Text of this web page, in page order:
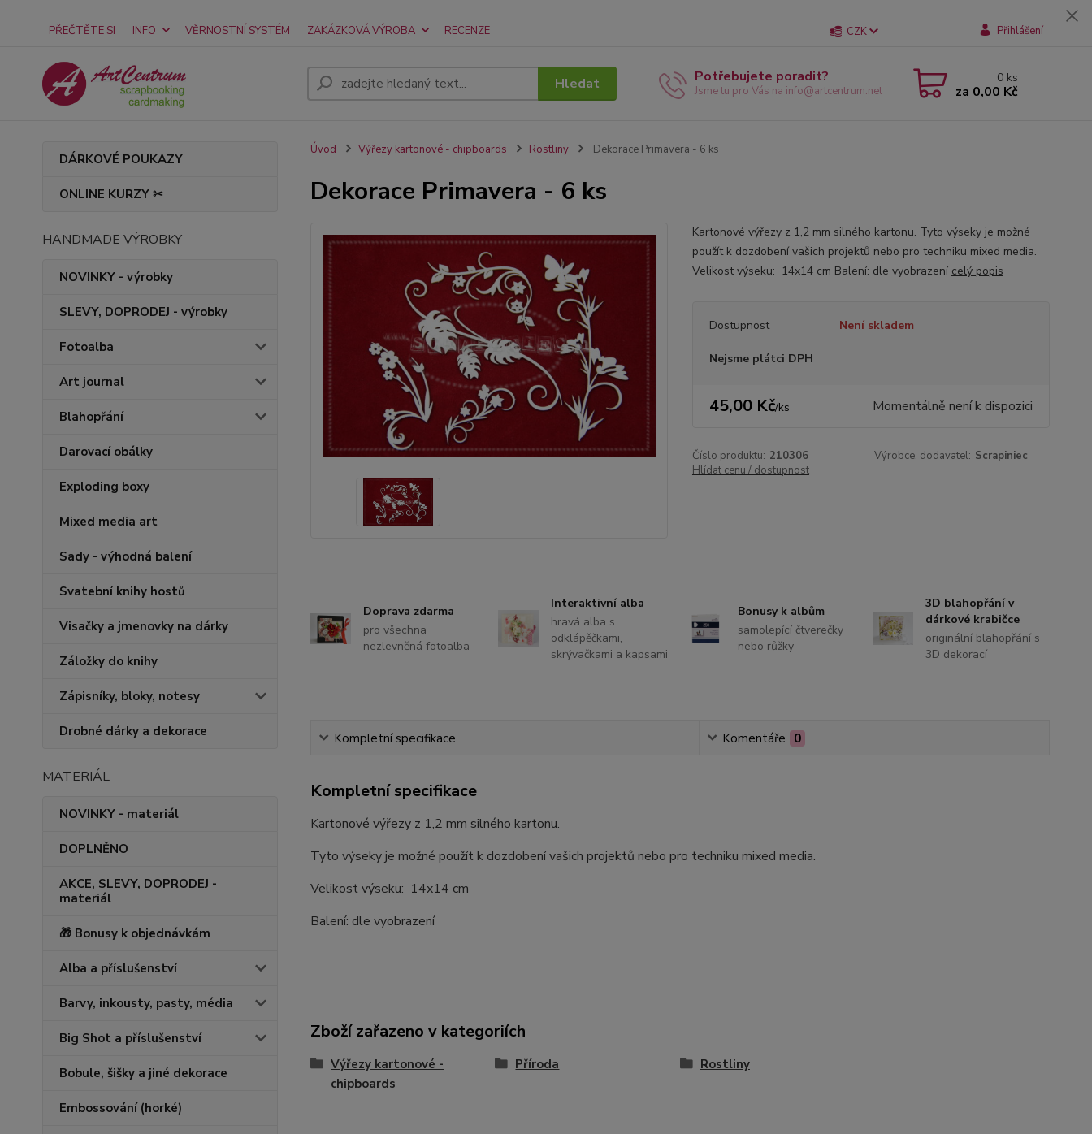
PŘEČTĚTE SI INFO VĚRNOSTNÍ SYSTÉM ZAKÁZKOVÁ VÝROBA RECENZE CZK Přihlášení
Hledat Potřebujete poradit?
Jsme tu pro Vás na info@artcentrum.net
0 ks
za 0,00 Kč
DÁRKOVÉ POUKAZY
ONLINE KURZY ✂
HANDMADE VÝROBKY
NOVINKY - výrobky
SLEVY, DOPRODEJ - výrobky
Fotoalba
Art journal
Blahopřání
Darovací obálky
Exploding boxy
Mixed media art
Sady - výhodná balení
Svatební knihy hostů
Visačky a jmenovky na dárky
Záložky do knihy
Zápisníky, bloky, notesy
Drobné dárky a dekorace
MATERIÁL
NOVINKY - materiál
DOPLNĚNO
AKCE, SLEVY, DOPRODEJ -
materiál
🎁 Bonusy k objednávkám
Alba a příslušenství
Barvy, inkousty, pasty, média
Big Shot a příslušenství
Bobule, šišky a jiné dekorace
Embossování (horké)
Úvod Výřezy kartonové - chipboards Rostliny Dekorace Primavera - 6 ks
Dekorace Primavera - 6 ks
Kartonové výřezy z 1,2 mm silného kartonu. Tyto výseky je možné
použít k dozdobení vašich projektů nebo pro techniku mixed media.
Velikost výseku: 14x14 cm Balení: dle vyobrazení celý popis
Dostupnost Není skladem
Nejsme plátci DPH
45,00 Kč/ks Momentálně není k dispozici
Číslo produktu: 210306 Výrobce, dodavatel: Scrapiniec
Hlídat cenu / dostupnost
Doprava zdarma
pro všechna
nezlevněná fotoalba
Interaktivní alba
hravá alba s
odklápěčkami,
skrývačkami a kapsami
Bonusy k albům
samolepící čtverečky
nebo růžky
3D blahopřání v
dárkové krabičce
originální blahopřání s
3D dekorací
Kompletní specifikace Komentáře 0
Kompletní specifikace
Kartonové výřezy z 1,2 mm silného kartonu.
Tyto výseky je možné použít k dozdobení vašich projektů nebo pro techniku mixed media.
Velikost výseku: 14x14 cm
Balení: dle vyobrazení
Zboží zařazeno v kategoriích
Výřezy kartonové -
chipboards
Příroda Rostliny